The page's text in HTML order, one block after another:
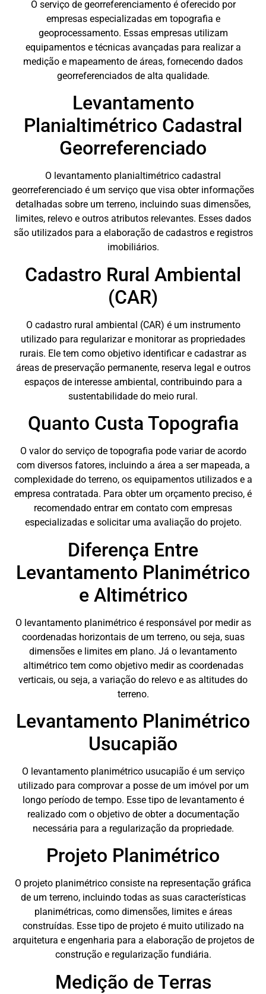
O serviço de georreferenciamento é oferecido por
empresas especializadas em topografia e
geoprocessamento. Essas empresas utilizam
equipamentos e técnicas avançadas para realizar a
medição e mapeamento de áreas, fornecendo dados
georreferenciados de alta qualidade.
Levantamento
Planialtimétrico Cadastral
Georreferenciado
O levantamento planialtimétrico cadastral
georreferenciado é um serviço que visa obter informações
detalhadas sobre um terreno, incluindo suas dimensões,
limites, relevo e outros atributos relevantes. Esses dados
são utilizados para a elaboração de cadastros e registros
imobiliários.
Cadastro Rural Ambiental
(CAR)
O cadastro rural ambiental (CAR) é um instrumento
utilizado para regularizar e monitorar as propriedades
rurais. Ele tem como objetivo identificar e cadastrar as
áreas de preservação permanente, reserva legal e outros
espaços de interesse ambiental, contribuindo para a
sustentabilidade do meio rural.
Quanto Custa Topografia
O valor do serviço de topografia pode variar de acordo
com diversos fatores, incluindo a área a ser mapeada, a
complexidade do terreno, os equipamentos utilizados e a
empresa contratada. Para obter um orçamento preciso, é
recomendado entrar em contato com empresas
especializadas e solicitar uma avaliação do projeto.
Diferença Entre
Levantamento Planimétrico
e Altimétrico
O levantamento planimétrico é responsável por medir as
coordenadas horizontais de um terreno, ou seja, suas
dimensões e limites em plano. Já o levantamento
altimétrico tem como objetivo medir as coordenadas
verticais, ou seja, a variação do relevo e as altitudes do
terreno.
Levantamento Planimétrico
Usucapião
O levantamento planimétrico usucapião é um serviço
utilizado para comprovar a posse de um imóvel por um
longo período de tempo. Esse tipo de levantamento é
realizado com o objetivo de obter a documentação
necessária para a regularização da propriedade.
Projeto Planimétrico
O projeto planimétrico consiste na representação gráfica
de um terreno, incluindo todas as suas características
planimétricas, como dimensões, limites e áreas
construídas. Esse tipo de projeto é muito utilizado na
arquitetura e engenharia para a elaboração de projetos de
construção e regularização fundiária.
Medição de Terras